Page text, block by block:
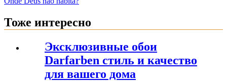
Тоже интересно
Эксклюзивные обои
Darfarben стиль и качество
для вашего дома